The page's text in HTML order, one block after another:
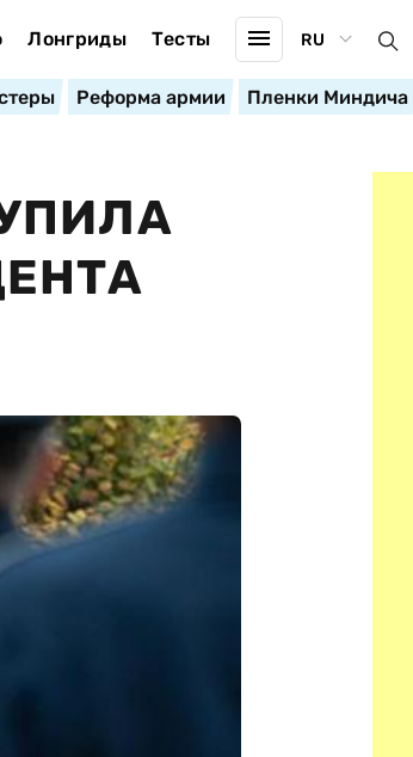
Лонгриды Тесты RU
Реформа армии Пленки Миндича